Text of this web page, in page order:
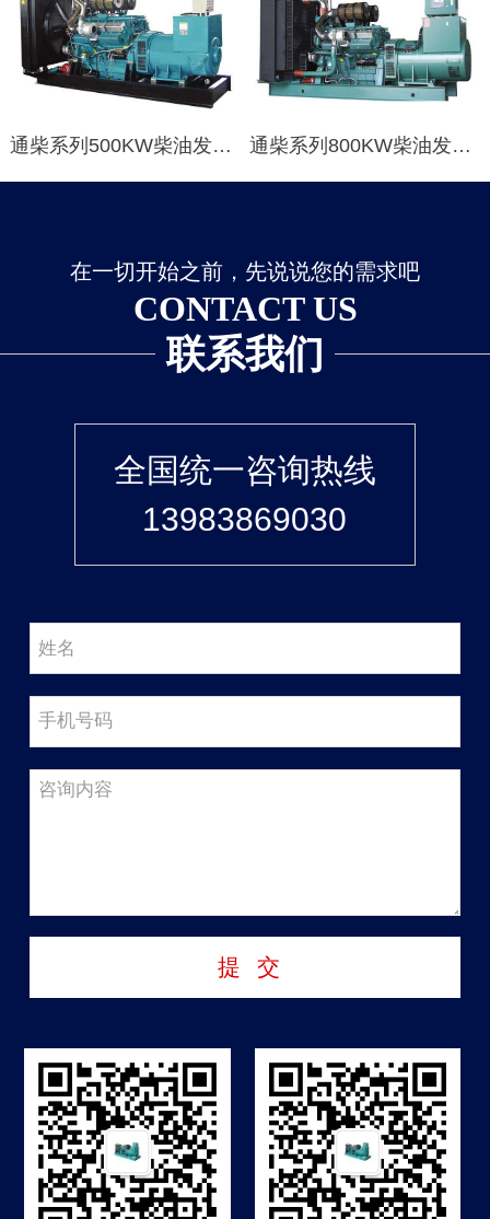
通柴系列500KW柴油发电机组 ZTT-500 通柴系列800KW柴油发电机组
在一切开始之前，先说说您的需求吧
CONTACT US
联系我们
全国统一咨询热线
13983869030